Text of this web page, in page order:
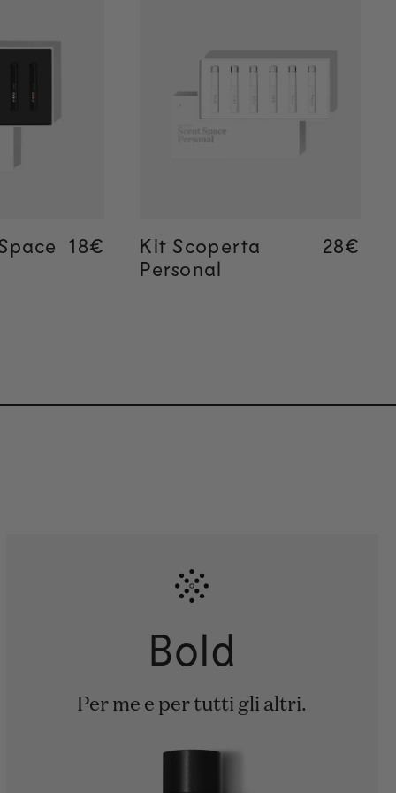
Regular price
18€
Regular price
18€
Kit Scoperta
Personal
28€
28€
Bold
Per me e per tutti gli altri.